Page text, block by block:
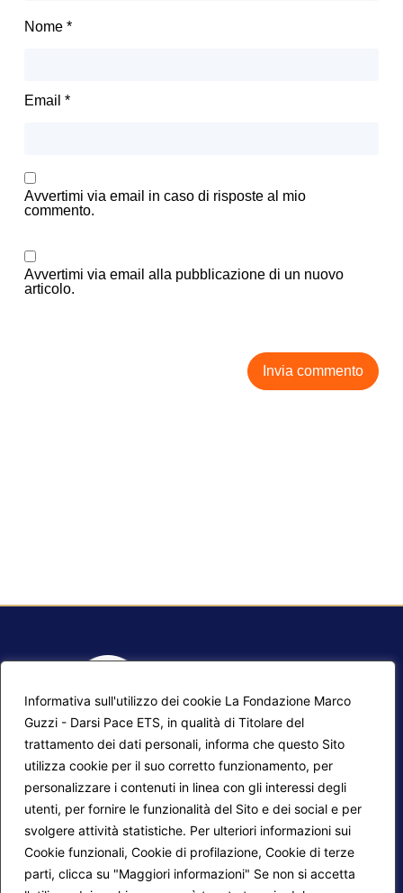
Informativa sull'utilizzo dei cookie La Fondazione Marco
Guzzi - Darsi Pace ETS, in qualità di Titolare del
trattamento dei dati personali, informa che questo Sito
utilizza cookie per il suo corretto funzionamento, per
personalizzare i contenuti in linea con gli interessi degli
utenti, per fornire le funzionalità del Sito e dei social e per
svolgere attività statistiche. Per ulteriori informazioni sui
Cookie funzionali, Cookie di profilazione, Cookie di terze
parti, clicca su "Maggiori informazioni" Se non si accetta
Nome *
Email *
Avvertimi via email in caso di risposte al mio
commento.
Avvertimi via email alla pubblicazione di un nuovo
articolo.
Mappa del sito
Progetti Darsi Pace
Login redattori
Calendario corsi
Privacy Policy
Cookie Policy